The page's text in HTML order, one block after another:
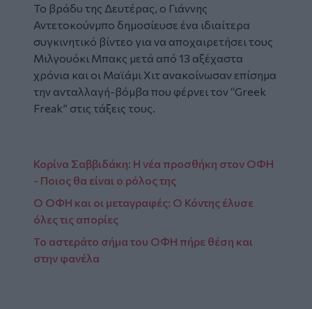
Το βράδυ της Δευτέρας, ο Γιάννης
Αντετοκούνμπο δημοσίευσε ένα ιδιαίτερα
συγκινητικό βίντεο για να αποχαιρετήσει τους
Μιλγουόκι Μπακς μετά από 13 αξέχαστα
χρόνια και οι Μαϊάμι Χιτ ανακοίνωσαν επίσημα
την ανταλλαγή-βόμβα που φέρνει τον “Greek
Freak” στις τάξεις τους.
Κορίνα Σαββιδάκη: Η νέα προσθήκη στον ΟΦΗ
- Ποιος θα είναι ο ρόλος της
Ο ΟΦΗ και οι μεταγραφές: Ο Κόντης έλυσε
όλες τις απορίες
Το αστεράτο σήμα του ΟΦΗ πήρε θέση και
στην φανέλα